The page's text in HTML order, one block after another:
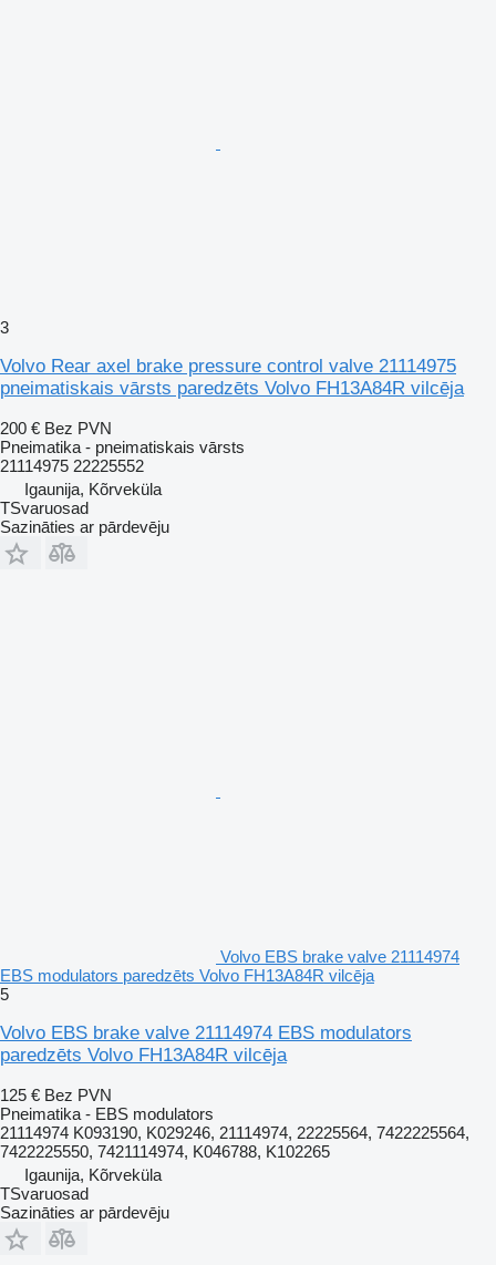
3
Volvo Rear axel brake pressure control valve 21114975
pneimatiskais vārsts paredzēts Volvo FH13A84R vilcēja
200 € Bez PVN
Pneimatika - pneimatiskais vārsts
21114975 22225552
Igaunija, Kõrveküla
TSvaruosad
Sazināties ar pārdevēju
Volvo EBS brake valve 21114974
EBS modulators paredzēts Volvo FH13A84R vilcēja
5
Volvo EBS brake valve 21114974 EBS modulators
paredzēts Volvo FH13A84R vilcēja
125 € Bez PVN
Pneimatika - EBS modulators
21114974 K093190, K029246, 21114974, 22225564, 7422225564,
7422225550, 7421114974, K046788, K102265
Igaunija, Kõrveküla
TSvaruosad
Sazināties ar pārdevēju